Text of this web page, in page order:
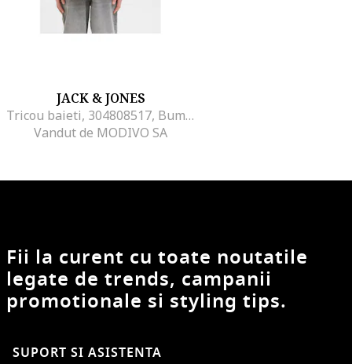
JACK & JONES
Tricou baieti, 304808517, Bumbac, Galben, Galben
Vandut de MODIVO SA
Fii la curent cu toate noutatile
legate de trends, campanii
promotionale si styling tips.
SUPORT SI ASISTENTA